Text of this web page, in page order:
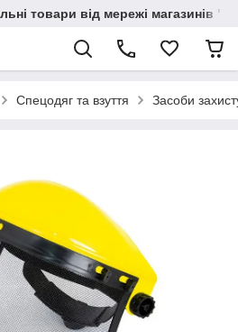
товари від мережі магазинів
Спецодяг та взуття Засоби